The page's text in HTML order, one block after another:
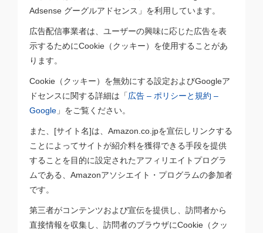
Adsense グーグルアドセンス」を利用しています。
広告配信事業者は、ユーザーの興味に応じた広告を表
示するためにCookie（クッキー）を使用することがあ
ります。
Cookie（クッキー）を無効にする設定およびGoogleア
ドセンスに関する詳細は「広告 – ポリシーと規約 –
Google 」をご覧ください。
また、[サイト名]は、Amazon.co.jpを宣伝しリンクする
ことによってサイトが紹介料を獲得できる手段を提供
することを目的に設定されたアフィリエイトプログラ
ムである、Amazonアソシエイト・プログラムの参加者
です。
第三者がコンテンツおよび宣伝を提供し、訪問者から
直接情報を収集し、訪問者のブラウザにCookie（クッ